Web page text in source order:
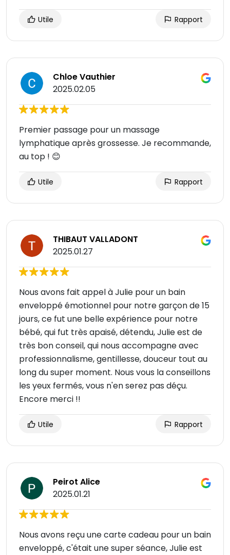
Utile Rapport
Chloe Vauthier
2025.02.05
Premier passage pour un massage
lymphatique après grossesse. Je recommande,
au top ! 😊
Utile Rapport
THIBAUT VALLADONT
2025.01.27
Nous avons fait appel à Julie pour un bain
enveloppé émotionnel pour notre garçon de 15
jours, ce fut une belle expérience pour notre
bébé, qui fut très apaisé, détendu, Julie est de
très bon conseil, qui nous accompagne avec
professionnalisme, gentillesse, douceur tout au
long du super moment. Nous vous la conseillons
les yeux fermés, vous n'en serez pas déçu.
Encore merci !!
Utile Rapport
Peirot Alice
2025.01.21
Nous avons reçu une carte cadeau pour un bain
enveloppé, c'était une super séance, Julie est